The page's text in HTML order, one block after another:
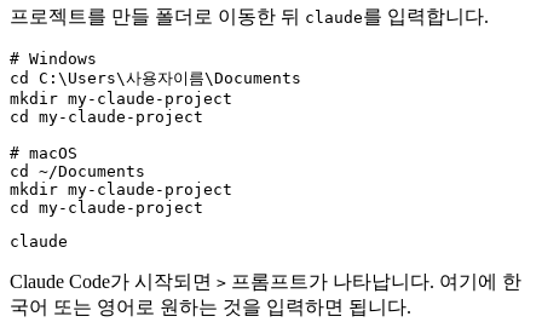
프로젝트를 만들 폴더로 이동한 뒤 claude를 입력합니다.
# Windows
cd C:\Users\사용자이름\Documents
mkdir my-claude-project
cd my-claude-project
# macOS
cd ~/Documents
mkdir my-claude-project
Claude Code가 시작되면 > 프롬프트가 나타납니다. 여기에 한
국어 또는 영어로 원하는 것을 입력하면 됩니다.